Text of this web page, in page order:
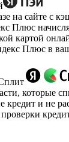
на сайте с
Плюс
картой
Плюс в
которые
кредит и не